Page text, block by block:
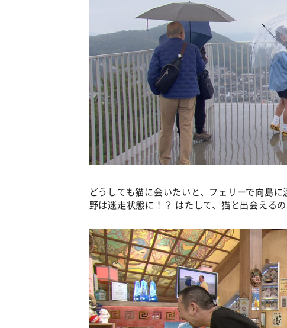
どうしても猫に会いたいと、フェリーで向島
野は迷走状態に！？ はたして、猫と出会える